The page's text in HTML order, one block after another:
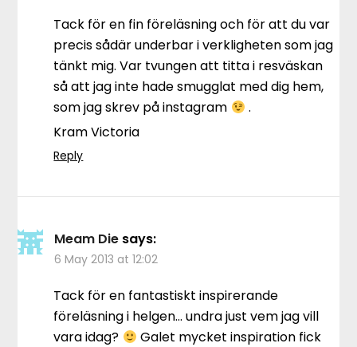
Tack för en fin föreläsning och för att du var
precis sådär underbar i verkligheten som jag
tänkt mig. Var tvungen att titta i resväskan
så att jag inte hade smugglat med dig hem,
som jag skrev på instagram
.
Kram Victoria
Reply
Meam Die says:
6 May 2013 at 12:02
Tack för en fantastiskt inspirerande
föreläsning i helgen… undra just vem jag vill
vara idag?
Galet mycket inspiration fick